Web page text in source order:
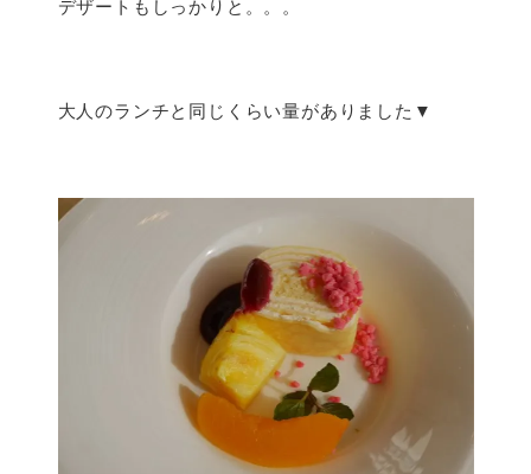
デザートもしっかりと。。。
大人のランチと同じくらい量がありました▼